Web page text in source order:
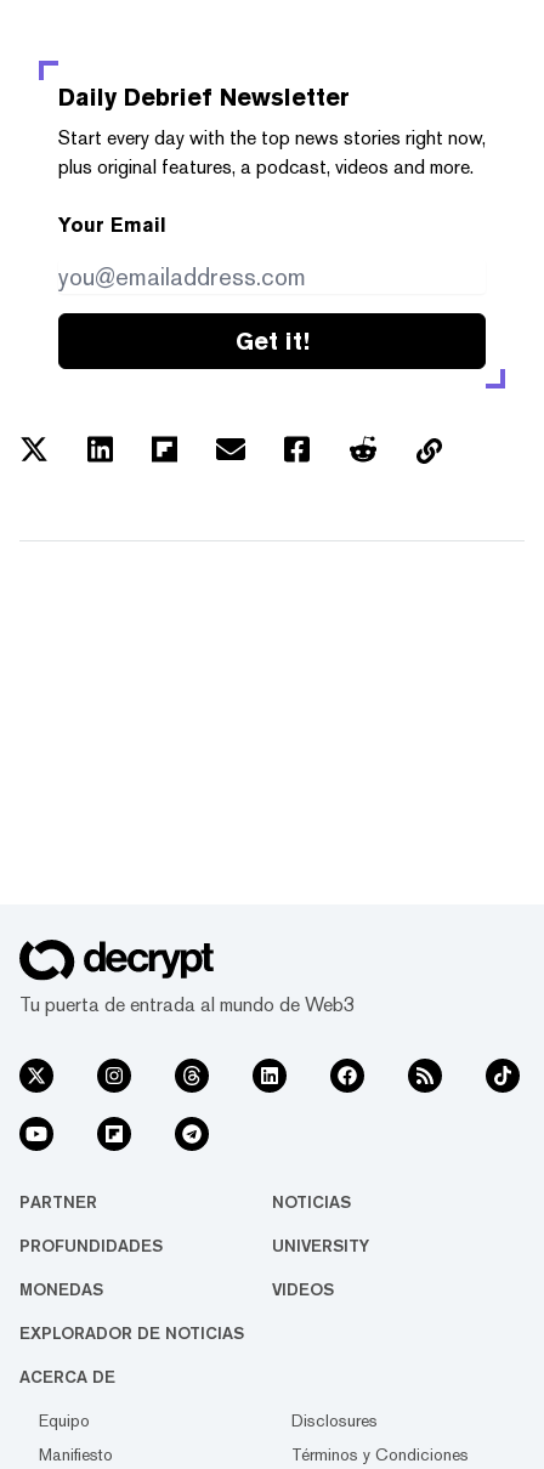
Daily Debrief Newsletter
Start every day with the top news stories right now,
plus original features, a podcast, videos and more.
Your Email
Get it!
Tu puerta de entrada al mundo de Web3
PARTNER NOTICIAS
PROFUNDIDADES UNIVERSITY
MONEDAS VIDEOS
EXPLORADOR DE NOTICIAS
ACERCA DE
Equipo
Disclosures
Manifiesto
Términos y Condiciones